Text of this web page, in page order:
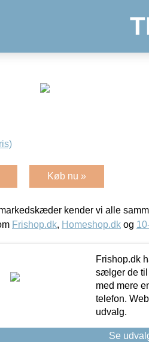
Køb nu »
kender vi alle
Frishop.dk, Homeshop.dk og
Frishop.dk
sælger de til
med mere
telefon.
udvalg.
Se